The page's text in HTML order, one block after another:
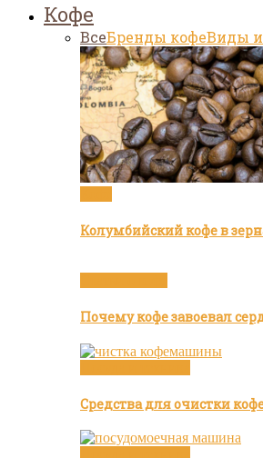
Кофе
ВсеБренды кофеВиды и
Колумбийский кофе в
Почему кофе завоевал
Средства для очистки